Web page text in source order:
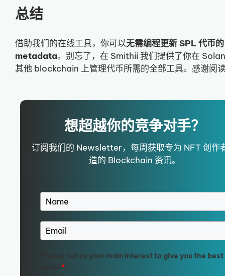
总结
借助我们的在线工具，你可以无需编程更新 SPL 代币的
metadata。别忘了，在 Smithii 我们提供了你在
其他 blockchain 上管理代币所需的全部工具。感谢阅
想超越你的竞争对手？
订阅我们的 Newsletter，每周获取专为 NFT 创作
造的 Blockchain 资讯。
Please tell us your main interest to give you the best
*